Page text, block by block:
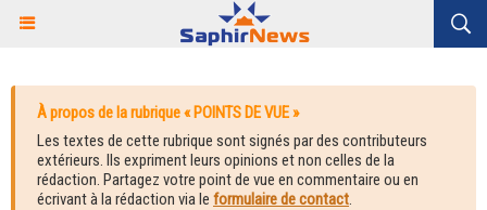
À propos de la rubrique « POINTS DE VUE »
Les textes de cette rubrique sont signés par des contributeurs
extérieurs. Ils expriment leurs opinions et non celles de la
rédaction. Partagez votre point de vue en commentaire ou en
écrivant à la rédaction via le formulaire de contact.